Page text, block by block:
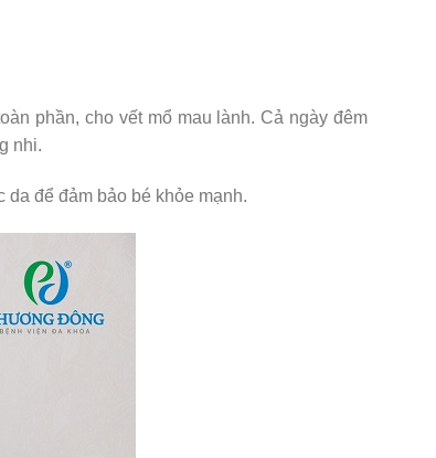
phần, cho vết mổ mau lành. Cả ngày đêm
nhi.
da để đảm bảo bé khỏe mạnh.